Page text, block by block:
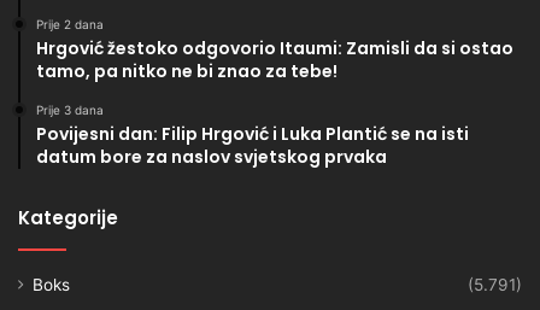
Prije 2 dana
Hrgović žestoko odgovorio Itaumi: Zamisli da si ostao
tamo, pa nitko ne bi znao za tebe!
Prije 3 dana
Povijesni dan: Filip Hrgović i Luka Plantić se na isti
datum bore za naslov svjetskog prvaka
Kategorije
Boks
(5.791)